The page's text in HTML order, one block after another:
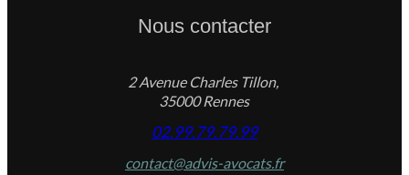
Nous contacter
2 Avenue Charles Tillon,
35000 Rennes
02.99.79.79.99
contact@advis-avocats.fr